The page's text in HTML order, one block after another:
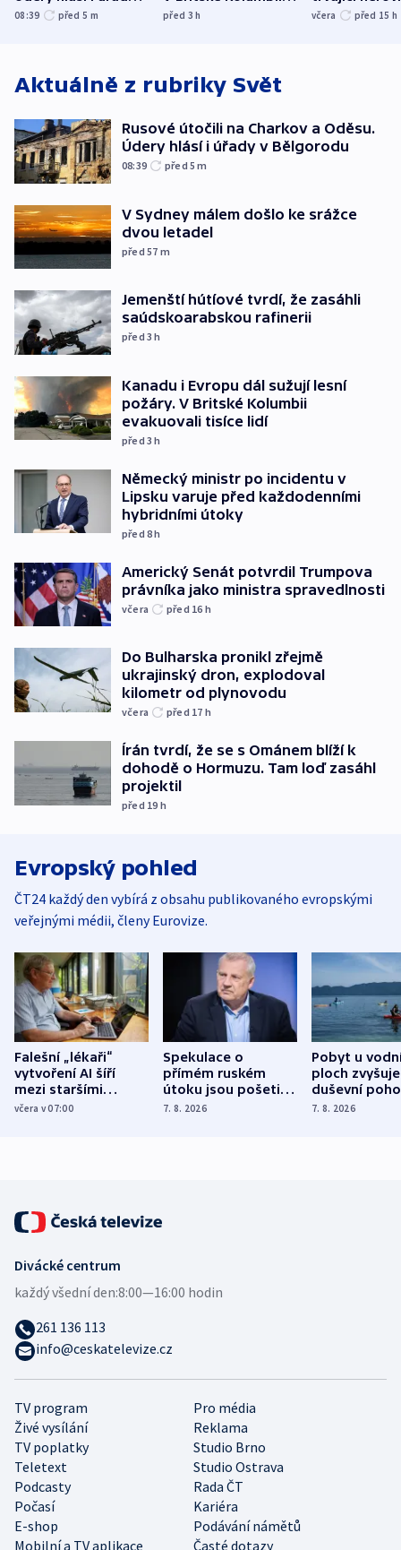
Bělgorodu
08:39 před 5 m
evakuovali tisíce lidí
před 3h včera před 15 h
Aktuálně z rubriky Svět
Rusové útočili na Charkov a Oděsu.
Údery hlásí i úřady v Bělgorodu
08:39 před 5m
V Sydney málem došlo ke srážce
dvou letadel
před 57 m
Jemenští hútíové tvrdí, že zasáhli
saúdskoarabskou rafinerii
před 3h
Kanadu i Evropu dál sužují lesní
požáry. V Britské Kolumbii
evakuovali tisíce lidí
před 3h
Německý ministr po incidentu v
Lipsku varuje před každodenními
hybridními útoky
před 8h
Americký Senát potvrdil Trumpova
právníka jako ministra spravedlnosti
včera před 16 h
Do Bulharska pronikl zřejmě
ukrajinský dron, explodoval
kilometr od plynovodu
včera před 17 h
Írán tvrdí, že se s Ománem blíží k
dohodě o Hormuzu. Tam loď zasáhl
projektil
před 19 h
Evropský pohled
ČT24 každý den vybírá z obsahu publikovaného evropskými
veřejnými médii, členy Eurovize.
Falešní „lékaři“
vytvoření AI šíří
mezi staršími
Poláky nebezpečné
včera v 07:00
Spekulace o
přímém ruském
útoku jsou pošetilé,
míní estonský
7. 8. 2026
Pobyt u
ploch zvyšuje
duševní
ukázala
7. 8. 2026
TV program
Pro média
Živé vysílání
Reklama
TV poplatky
Studio Brno
Teletext
Studio Ostrava
Podcasty
Rada ČT
Počasí
Kariéra
E-shop
Podávání námětů
Mobilní a TV aplikace
Časté dotazy
Divácké centrum
každý všední den:8:00—16:00 hodin
261 136 113
info@ceskatelevize.cz